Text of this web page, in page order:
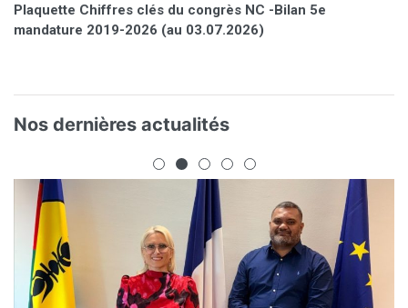
Plaquette Chiffres clés du congrès NC -Bilan 5e
mandature 2019-2026 (au 03.07.2026)
Nos dernières actualités